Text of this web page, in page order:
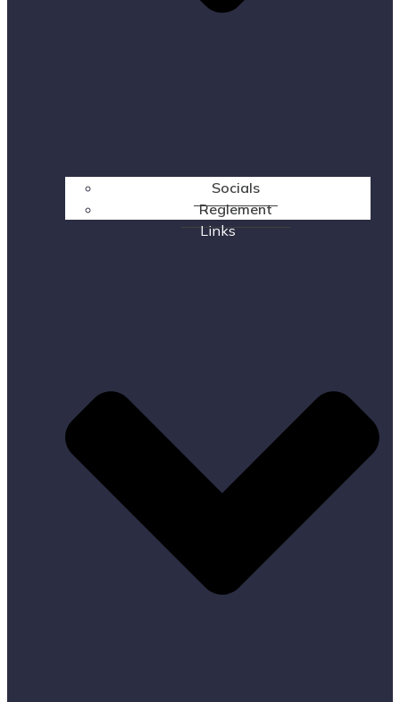
Socials
Reglement
Links